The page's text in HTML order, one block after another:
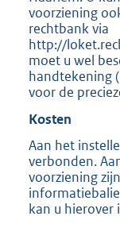
voorziening
rechtbank via
http://
moet u wel
handtekening
voor de
Kosten
Aan het
verbonden.
voorziening
kan u